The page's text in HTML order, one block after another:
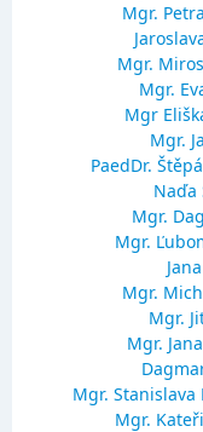
Mgr.
Mgr.
Mgr.
Mgr
Mgr.
PaedDr.
Naďa
Mgr.
Mgr.
Mgr.
Mgr.
Mgr.
Mgr. Stanislava
Mgr.